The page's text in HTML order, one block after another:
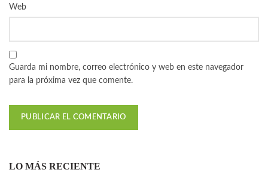
Web
Guarda mi nombre, correo electrónico y web en este navegador
para la próxima vez que comente.
LO MÁS RECIENTE